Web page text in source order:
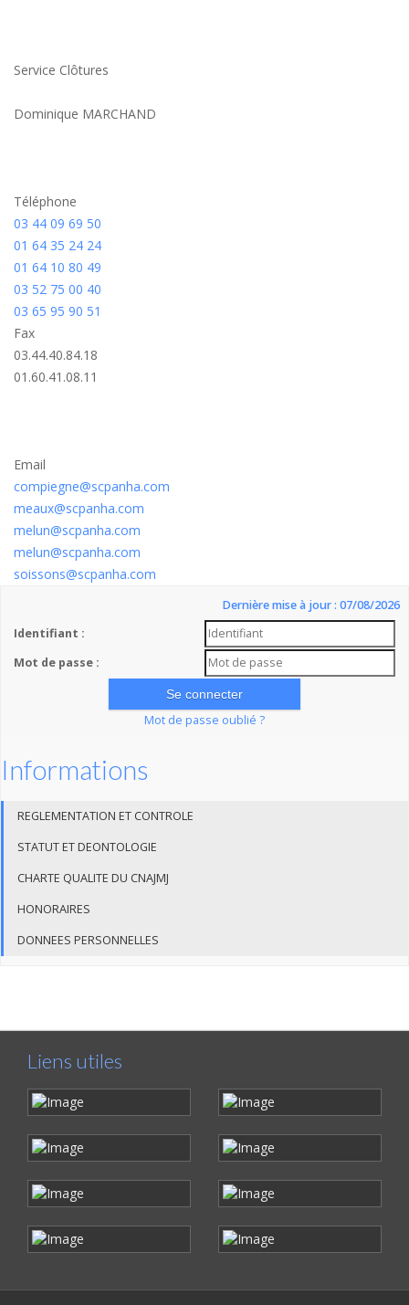
Service Clôtures
Dominique MARCHAND
Téléphone
03 44 09 69 50
01 64 35 24 24
01 64 10 80 49
03 52 75 00 40
03 65 95 90 51
Fax
03.44.40.84.18
01.60.41.08.11
Email
compiegne@scpanha.com
meaux@scpanha.com
melun@scpanha.com
melun@scpanha.com
soissons@scpanha.com
Dernière mise à jour : 07/08/2026
Identifiant :
Mot de passe :
Mot de passe oublié ?
Informations
REGLEMENTATION ET CONTROLE
STATUT ET DEONTOLOGIE
CHARTE QUALITE DU CNAJMJ
HONORAIRES
DONNEES PERSONNELLES
Liens utiles